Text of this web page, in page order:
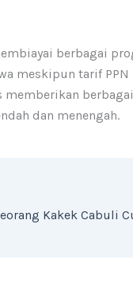
berbagai
meskipun tarif PPN
memberikan
dan menengah.
Kakek Cabuli